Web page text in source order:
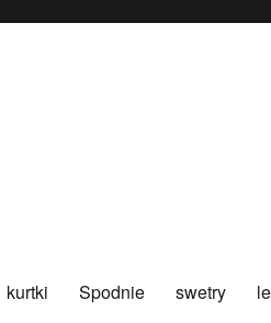
kurtki Spodnie swetry